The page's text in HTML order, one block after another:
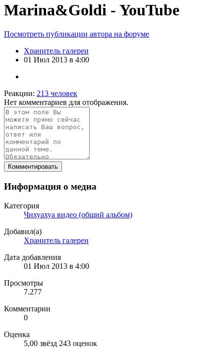
Marina&Goldi - YouTube
Посмотреть публикации автора на форуме
Хранитель галереи
01 Июл 2013 в 4:00
Реакции: 213 человек
Нет комментариев для отображения.
Комментировать
Информация о медиа
Категория
Чихуахуа видео (общий альбом)
Добавил(а)
Хранитель галереи
Дата добавления
01 Июл 2013 в 4:00
Просмотры
7.277
Комментарии
0
Оценка
5,00 звёзд 243 оценок